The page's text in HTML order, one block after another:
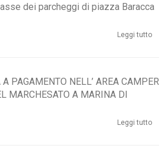
dei parcheggi di piazza Baracca
Leggi tutto
PAGAMENTO NELL’ AREA CAMPER
MARCHESATO A MARINA DI
Leggi tutto